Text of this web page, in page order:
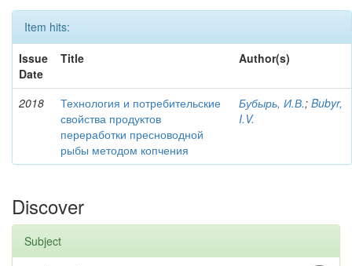
Item hits:
Issue
Date
Title Author(s)
2018
Технология и потребительские
свойства продуктов
переработки пресноводной
рыбы методом копчения
Бубырь, И.В.; Bubyr,
I.V.
Discover
Subject